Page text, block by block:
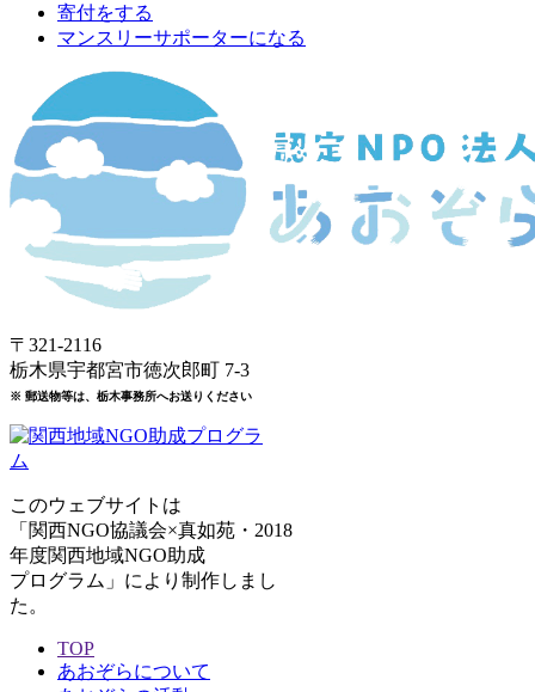
寄付をする
マンスリーサポーターになる
〒321-2116
栃木県宇都宮市徳次郎町 7-3
※ 郵送物等は、栃木事務所へお送りください
このウェブサイトは
「関西NGO協議会×真如苑・2018
年度関西地域NGO助成
プログラム」により制作しまし
た。
TOP
あおぞらについて